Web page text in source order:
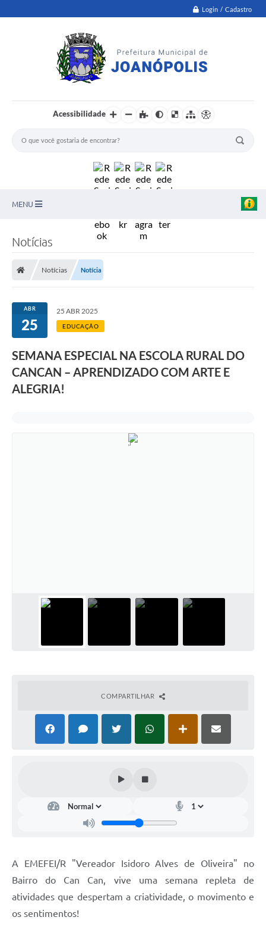
Login / Cadastro
Acessibilidade
MENU
Transparência
Editais
Conselhos
Contato
Ouvidoria
Notícias
Notícias Notícia
ABR
25
25 ABR 2025
EDUCAÇÃO
SEMANA ESPECIAL NA ESCOLA RURAL DO
CANCAN – APRENDIZADO COM ARTE E
ALEGRIA!
COMPARTILHAR
A EMEFEI/R "Vereador Isidoro Alves de Oliveira" no
Bairro do Can Can, vive uma semana repleta de
atividades que despertam a criatividade, o movimento e
os sentimentos!